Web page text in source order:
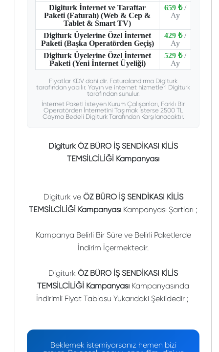
Digiturk İnternet ve Taraftar
Paketi (Faturalı) (Web & Cep &
Tablet & Smart TV)
659 ₺ /
Ay
Digiturk Üyelerine Özel İnternet
Paketi (Başka Operatörden Geçiş)
429 ₺ /
Ay
Digiturk Üyelerine Özel İnternet
Paketi (Yeni İnternet Üyeliği)
529 ₺ /
Ay
Fiyatlar KDV dahildir. Faturalandırma Digiturk
tarafından yapılır. Yayın ve internet hizmetleri Digiturk
tarafından sunulur.
İnternet Paketi İsteyen Kurum Çalışanları, Farklı Bir
Operatörden İnternetini Taşımak İsterse 2500 TL
Cayma Bedeli Digiturk Tarafından Karşılanacaktır.
Digiturk ÖZ BÜRO İŞ SENDİKASI KİLİS
TEMSİLCİLİĞİ Kampanyası
Digiturk ve ÖZ BÜRO İŞ SENDİKASI KİLİS
TEMSİLCİLİĞİ Kampanyası Kampanyası Şartları ;
Kampanya Belirli Bir Süre ve Belirli Paketlerde
İndirim İçermektedir.
Digiturk ÖZ BÜRO İŞ SENDİKASI KİLİS
TEMSİLCİLİĞİ Kampanyası Kampanyasında
İndirimli Fiyat Tablosu Yukarıdaki Şekildedir ;
Beklemek istemiyorsanız hemen bizi